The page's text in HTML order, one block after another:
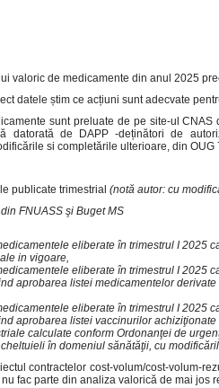
valoric de medicamente din anul 2025
datele știm ce acțiuni sunt adecvate
sunt preluate de pe site-ul
datorată de DAPP -deținători de
si completările ulterioare, din OUG
publicate trimestrial (notă autor: cu
FNUASS şi Buget MS
eliberate în trimestrul I 2025
in vigoare,
eliberate în trimestrul I 2025
aprobarea listei medicamentelor
eliberate în trimestrul I 2025
aprobarea listei vaccinurilor
calculate conform Ordonanţei de
în domeniul sănătăţii, cu
contractelor cost‐volum/
fac parte din analiza valorică de mai jos